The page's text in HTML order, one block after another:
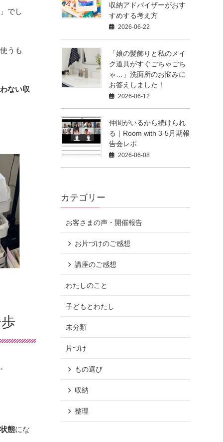
でし
うも
ない収
態にな
収納アドバイザーがおす
すめする考え方
2026-06-22
「娘の髪飾りと私のメイ
ク道具がすぐごちゃごち
ゃ…」洗面所のお悩みに
お答えしました！
2026-06-12
仲間がいるから続けられ
る｜Room with 3-5月期報
告会レポ
2026-06-08
カテゴリー
お客さまの声・開催報告
お片づけのご感想
講座のご感想
わたしのこと
子どもとわたし
未分類
片づけ
もの選び
収納
整理